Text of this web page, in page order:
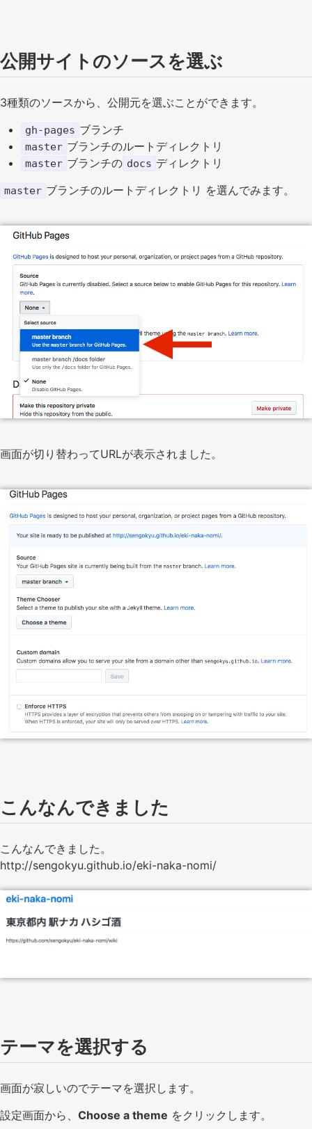
公開サイトのソースを選ぶ
3種類のソースから、公開元を選ぶことができます。
gh-pages ブランチ
master ブランチのルートディレクトリ
master ブランチの docs ディレクトリ
master ブランチのルートディレクトリ を選んでみます。
画面が切り替わってURLが表示されました。
こんなんできました
こんなんできました。
http://sengokyu.github.io/eki-naka-nomi/
テーマを選択する
画面が寂しいのでテーマを選択します。
設定画面から、 Choose a theme をクリックします。